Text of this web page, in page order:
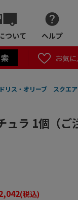
ついて ヘルプ
お気に
ドリス・オリーブ スクエア
ラ 1個（ご
(税込)